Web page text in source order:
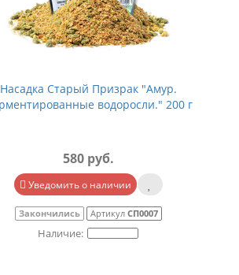
Насадка Старый Призрак "Амур.
водоросли." 200 г
580 руб.
Уведомить о наличии
Закончились Артикул СП0007